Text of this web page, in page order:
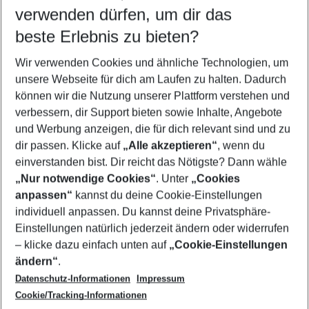
Wähle deinen Reisezeitraum
5-8 Nächte
2 Erwachsene Keine Kinder
Mehr Filter anzeigen
Footer
Footer navigation
Über uns
AGB
Bestpreisgarantie
Cookie-Einstellungen ändern
Cookie-Richtlinie
Agenturbetreuung
Barrierefreies Reisen
Folge uns
verwenden dürfen, um dir das
beste Erlebnis zu bieten?
Wir verwenden Cookies und ähnliche Technologien, um
unsere Webseite für dich am Laufen zu halten. Dadurch
können wir die Nutzung unserer Plattform verstehen und
verbessern, dir Support bieten sowie Inhalte, Angebote
und Werbung anzeigen, die für dich relevant sind und zu
dir passen. Klicke auf „Alle akzeptieren“, wenn du
einverstanden bist. Dir reicht das Nötigste? Dann wähle
„Nur notwendige Cookies“. Unter „Cookies
anpassen“ kannst du deine Cookie-Einstellungen
individuell anpassen. Du kannst deine Privatsphäre-
Einstellungen natürlich jederzeit ändern oder widerrufen
– klicke dazu einfach unten auf „Cookie-Einstellungen
ändern“.
Datenschutz-Informationen
Impressum
Cookie/Tracking-Informationen